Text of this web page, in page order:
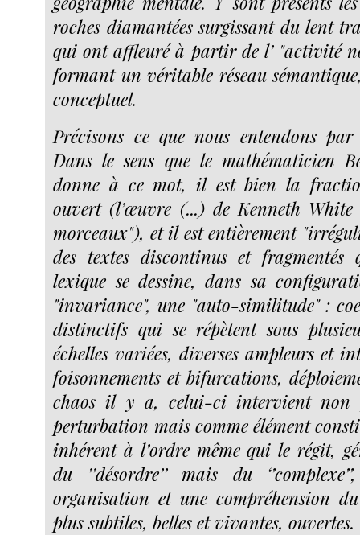
roches diamantées surgissant du lent
qui ont affleuré à partir de l’ "activité
formant un véritable réseau
conceptuel.
Précisons ce que nous entendons
Dans le sens que le mathématicien
donne à ce mot, il est bien la
ouvert (l’œuvre (...) de Kenneth
morceaux"), et il est entièrement
des textes discontinus et fragmentés
lexique se dessine, dans sa
"invariance", une "auto-similitude" :
distinctifs qui se répètent sous
échelles variées, diverses ampleurs et
foisonnements et bifurcations,
chaos il y a, celui-ci intervient non
perturbation mais comme élément
inhérent à l’ordre même qui le régit,
du ’’désordre’’ mais du
organisation et une compréhension
plus subtiles, belles et vivantes, ouvertes.